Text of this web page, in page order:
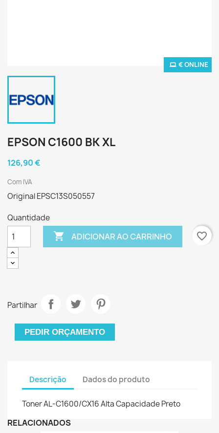
€ ONLINE
EPSON C1600 BK XL
126,90 €
Com IVA
Original EPSC13S050557
Quantidade
 ADICIONAR AO CARRINHO favorite_border
Partilhar
PEDIR ORÇAMENTO
Descrição Dados do produto
Toner AL-C1600/CX16 Alta Capacidade Preto
RELACIONADOS